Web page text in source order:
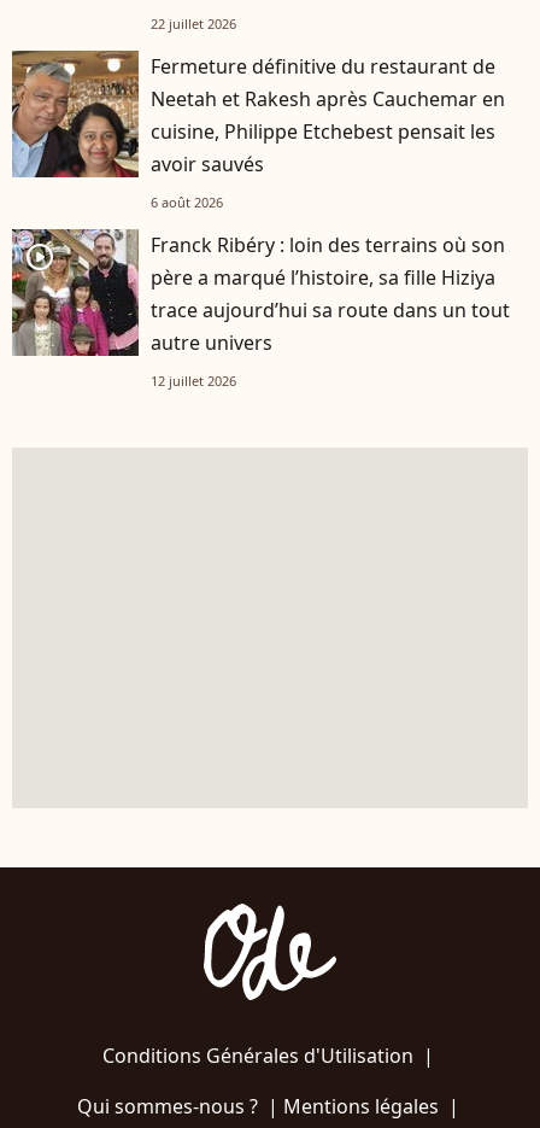
22 juillet 2026
Fermeture définitive du restaurant de
Neetah et Rakesh après Cauchemar en
cuisine, Philippe Etchebest pensait les
avoir sauvés
6 août 2026
player2
Franck Ribéry : loin des terrains où son
père a marqué l’histoire, sa fille Hiziya
trace aujourd’hui sa route dans un tout
autre univers
12 juillet 2026
Conditions Générales d'Utilisation |
Qui sommes-nous ?| Mentions légales |